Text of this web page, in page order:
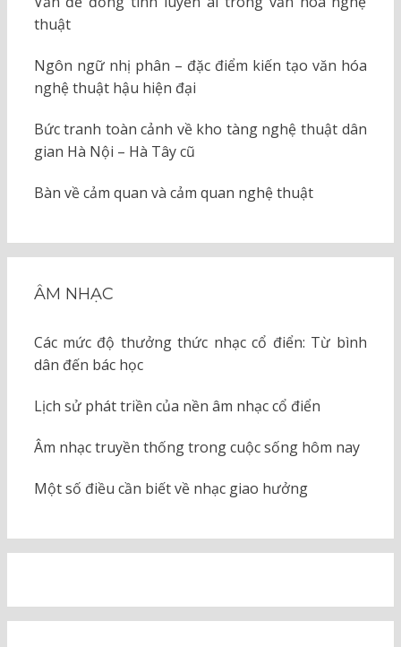
thuật
Ngôn ngữ nhị phân – đặc điểm kiến tạo văn hóa
nghệ thuật hậu hiện đại
Bức tranh toàn cảnh về kho tàng nghệ thuật dân
gian Hà Nội – Hà Tây cũ
Bàn về cảm quan và cảm quan nghệ thuật
ÂM NHẠC
Các mức độ thưởng thức nhạc cổ điển: Từ bình
dân đến bác học
Lịch sử phát triền của nền âm nhạc cổ điển
Âm nhạc truyền thống trong cuộc sống hôm nay
Một số điều cần biết về nhạc giao hưởng